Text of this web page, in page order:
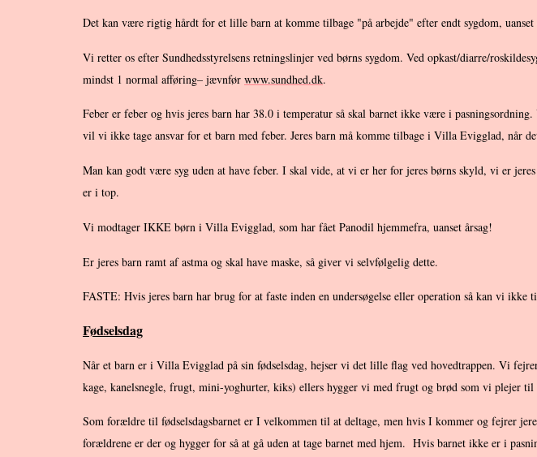
Det kan være rigtig hårdt for et lille barn at komme tilbage "på arbejde" efter endt sygdom,
Vi retter os efter Sundhedsstyrelsens retningslinjer ved børns sygdom. Ved opkast/diarre/
mindst 1 normal afføring– jævnfør www.sundhed.dk.
Feber er feber og hvis jeres barn har 38.0 i temperatur så skal barnet ikke være i
vil vi ikke tage ansvar for et barn med feber. Jeres barn må komme tilbage i Villa Evigglad, når
Man kan godt være syg uden at have feber. I skal vide, at vi er her for jeres børns skyld, vi er
er i top.
Vi modtager IKKE børn i Villa Evigglad, som har fået Panodil hjemmefra, uanset årsag!
Er jeres barn ramt af astma og skal have maske, så giver vi selvfølgelig dette.
FASTE: Hvis jeres barn har brug for at faste inden en undersøgelse eller operation så kan vi ikke
Fødselsdag
Når et barn er i Villa Evigglad på sin fødselsdag, hejser vi det lille flag ved hovedtrappen. Vi
kage, kanelsnegle, frugt, mini-yoghurter, kiks) ellers hygger vi med frugt og brød som vi plejer
Som forældre til fødselsdagsbarnet er I velkommen til at deltage, men hvis I kommer og fejrer
forældrene er der og hygger for så at gå uden at tage barnet med hjem. Hvis barnet ikke er i